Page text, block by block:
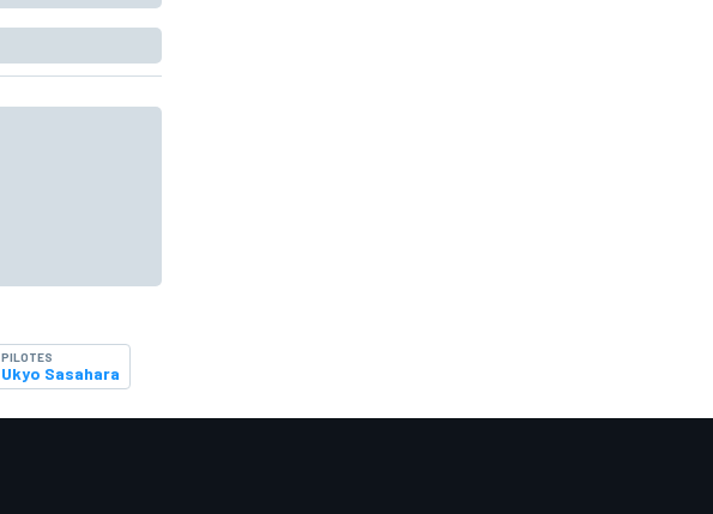
PILOTES
Ukyo Sasahara